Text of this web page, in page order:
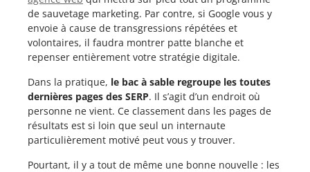
de sauvetage marketing. Par contre, si Google vous y
envoie à cause de transgressions répétées et
volontaires, il faudra montrer patte blanche et
repenser entièrement votre stratégie digitale.
Dans la pratique, le bac à sable regroupe les toutes
dernières pages des SERP. Il s’agit d’un endroit où
personne ne vient. Ce classement dans les pages de
résultats est si loin que seul un internaute
particulièrement motivé peut vous y trouver.
Pourtant, il y a tout de même une bonne nouvelle : les